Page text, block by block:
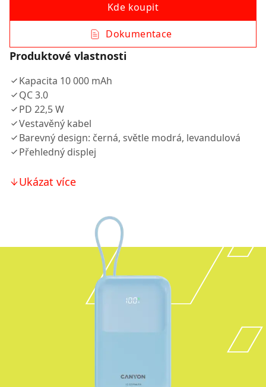
Kde koupit
Dokumentace
Produktové vlastnosti
Kapacita 10 000 mAh
QC 3.0
PD 22,5 W
Vestavěný kabel
Barevný design: černá, světle modrá, levandulová
Přehledný displej
Ukázat více